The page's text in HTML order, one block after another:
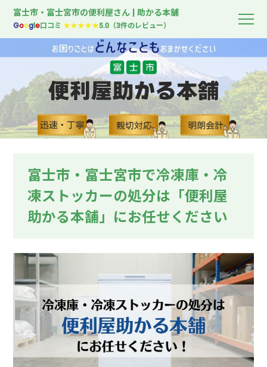
富士市・富士宮市の便利屋さん | 助かる本舗
Google口コミ★★★★★5.0（3件のレビュー）
富士市・富士宮市で冷凍庫・冷
凍ストッカーの処分は「便利屋
助かる本舗」にお任せください